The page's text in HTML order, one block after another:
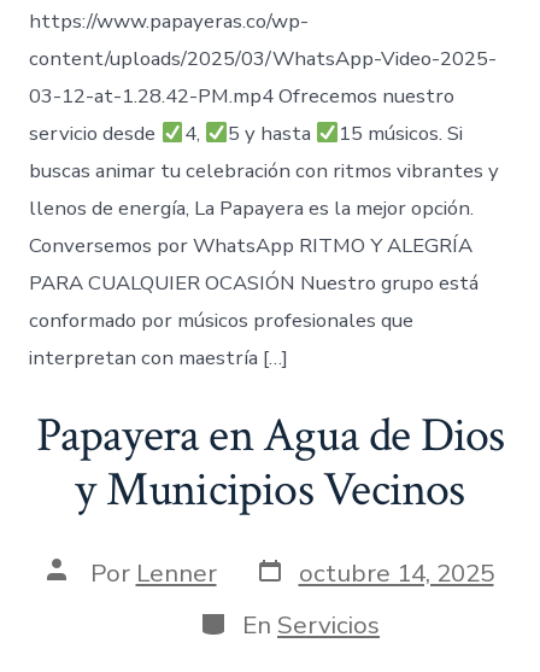
https://www.papayeras.co/wp-
content/uploads/2025/03/WhatsApp-Video-2025-
03-12-at-1.28.42-PM.mp4 Ofrecemos nuestro
servicio desde
4, 5 y hasta
15 músicos. Si
buscas animar tu celebración con ritmos vibrantes y
llenos de energía, La Papayera es la mejor opción.
Conversemos por WhatsApp RITMO Y ALEGRÍA
PARA CUALQUIER OCASIÓN Nuestro grupo está
conformado por músicos profesionales que
interpretan con maestría […]
Papayera en Agua de Dios
y Municipios Vecinos
AutorPor Lenner Fecha
de
publicación
octubre 14, 2025
Categorías
En Servicios